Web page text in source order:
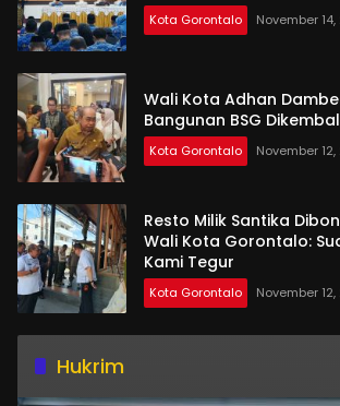
Kota Gorontalo November
Wali Kota Adhan
Bangunan BSG
Kota Gorontalo November
Resto Milik Santika
Wali Kota Gorontalo:
Kami Tegur
Kota Gorontalo November
Hukrim